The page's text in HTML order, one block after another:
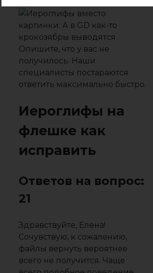
Опишите, что у вас не
получилось. Наши
специалисты постараются
ответить максимально быстро.
Иероглифы на
флешке как
исправить
Ответов на вопрос:
21
Здравствуйте, Елена!
Сочувствую, к сожалению,
файлы вернуть вероятнее
всего не получится. Чаще